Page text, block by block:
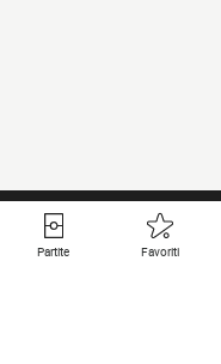
Partite Favoriti